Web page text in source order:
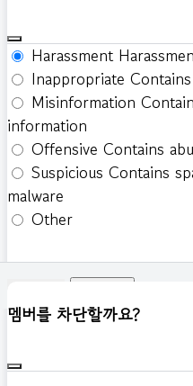
Harassment
Inappropriate
Misinformation
information
Offensive Contains
Suspicious Contains
malware
Other
멤버를 차단할까요?